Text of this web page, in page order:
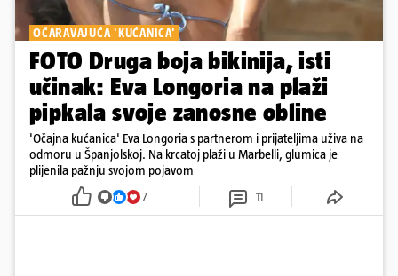
OČARAVAJUĆA 'KUĆANICA'
FOTO Druga boja bikinija, isti
učinak: Eva Longoria na plaži
pipkala svoje zanosne obline
'Očajna kućanica' Eva Longoria s partnerom i prijateljima uživa na
odmoru u Španjolskoj. Na krcatoj plaži u Marbelli, glumica je
plijenila pažnju svojom pojavom
7 11